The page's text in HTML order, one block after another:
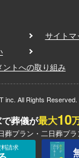
サイトマ
トへの取り組み
inc. All Rights Reserved.
で葬儀が最大10
葬プラン・二日葬プ
請求